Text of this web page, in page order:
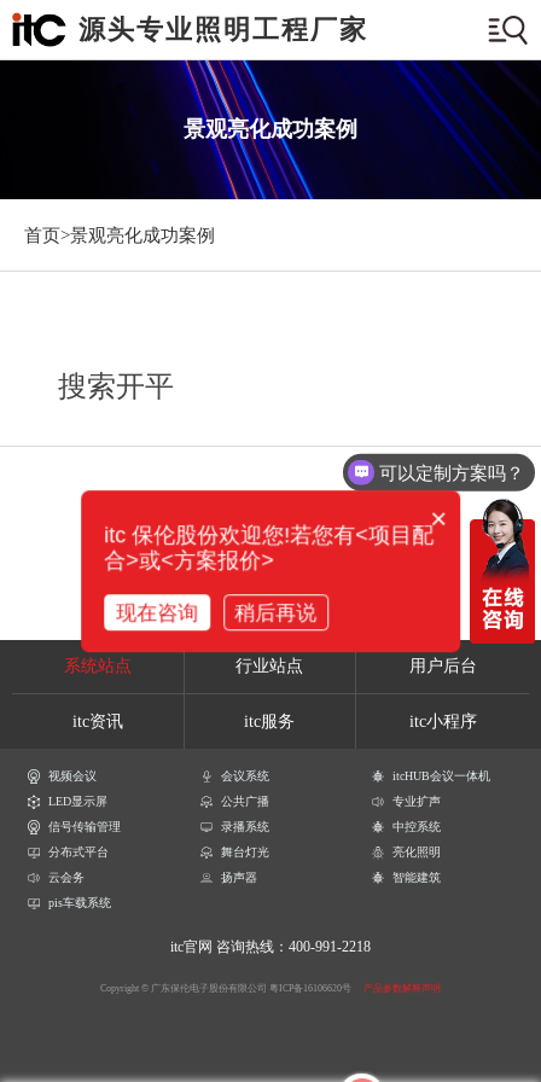
源头专业照明工程厂家
景观亮化成功案例
首页>景观亮化成功案例
搜索开平
系统站点 行业站点 用户后台
itc资讯 itc服务 itc小程序
视频会议 会议系统
itcHUB会议一体机
LED显示屏
公共广播
专业扩声
信号传输管理
录播系统
中控系统
分布式平台
舞台灯光
亮化照明
云会务
扬声器
智能建筑
pis车载系统
itc官网 咨询热线：400-991-2218
Copyright © 广东保伦电子股份有限公司 粤ICP备16106620号 产品参数解释声明
可以定制方案吗？
×
itc 保伦股份欢迎您!若您有<项目配
合>或<方案报价>
现在咨询 稍后再说